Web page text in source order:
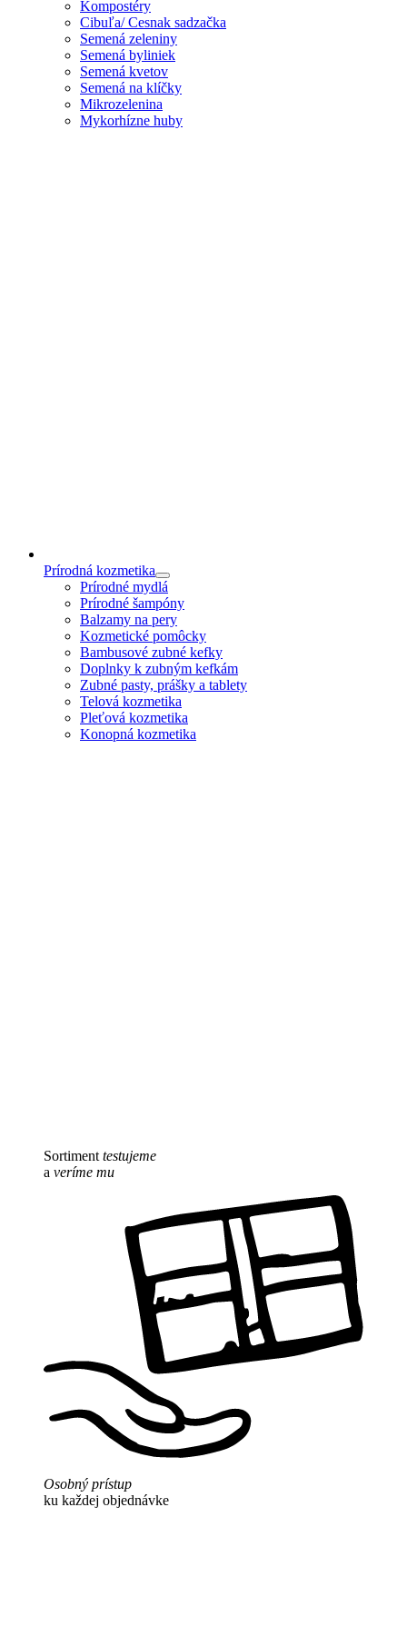
Kompostéry
Cibuľa/ Cesnak sadzačka
Semená zeleniny
Semená byliniek
Semená kvetov
Semená na klíčky
Mikrozelenina
Mykorhízne huby
Prírodná kozmetika
Prírodné mydlá
Prírodné šampóny
Balzamy na pery
Kozmetické pomôcky
Bambusové zubné kefky
Doplnky k zubným kefkám
Zubné pasty, prášky a tablety
Telová kozmetika
Pleťová kozmetika
Konopná kozmetika
Sortiment testujeme
a veríme mu
Osobný prístup
ku každej objednávke